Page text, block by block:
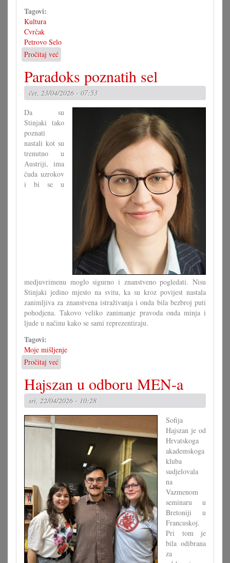
Tagovi:
Kultura
Cvrčak
Petrovo Selo
Pročitaj već
Dičji
folklorni
i
tamburaški
festival
Cvrčak
Paradoks poznatih sel
čet, 23/04/2026 - 07:53
Da su
Stinjaki tako
poznati
nastali kot su
trenutno u
Austriji, ima
čuda uzrokov
i bi se u
medjuvrimenu moglo sigurno i znanstveno pogledati. Nisu
Stinjaki jedino mjesto na svitu, ka su kroz povijest nastala
zanimljiva za znanstvena istraživanja i onda bila bezbroj puti
pohodjena. Takovo veliko zanimanje pravoda onda minja i
ljude u načinu kako se sami reprezentiraju.
Tagovi:
Moje mišljenje
Pročitaj već
Paradoks
poznatih
sel
Hajszan u odboru MEN-a
sri, 22/04/2026 - 10:28
Sofija
Hajszan je od
Hrvatskoga
akademskoga
kluba
sudjelovala
na
Vazmenom
seminaru u
Bretoniji u
Francuskoj.
Pri tom je
bila odibrana
za